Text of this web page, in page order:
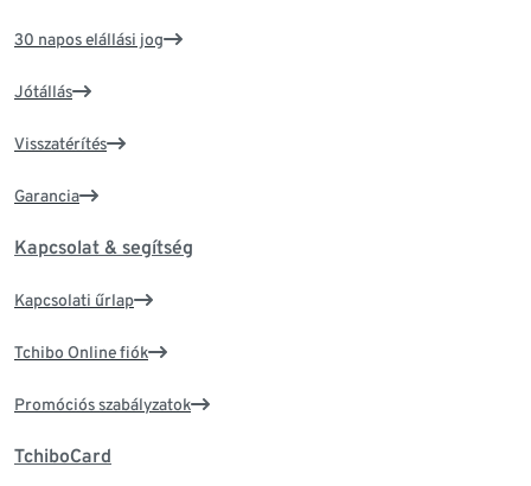
30 napos elállási jog
Jótállás
Visszatérítés
Garancia
Kapcsolat & segítség
Kapcsolati űrlap
Tchibo Online fiók
Promóciós szabályzatok
TchiboCard